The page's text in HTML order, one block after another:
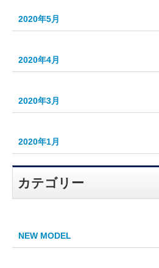
2020年5月
2020年4月
2020年3月
2020年1月
カテゴリー
NEW MODEL